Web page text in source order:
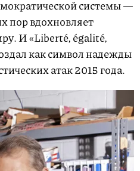
системы —
пор вдохновляет
И «Liberté, égalité,
как символ надежды
атак 2015 года.